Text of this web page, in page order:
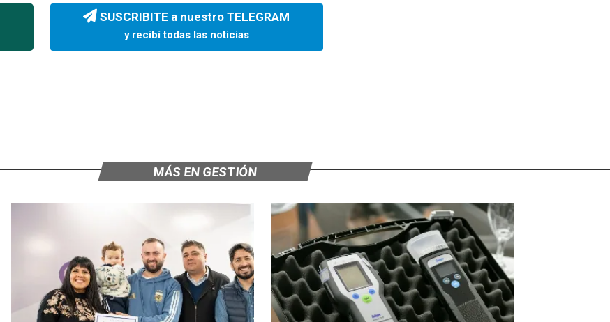
SUSCRIBITE a nuestro TELEGRAM
y recibí todas las noticias
MÁS EN GESTIÓN